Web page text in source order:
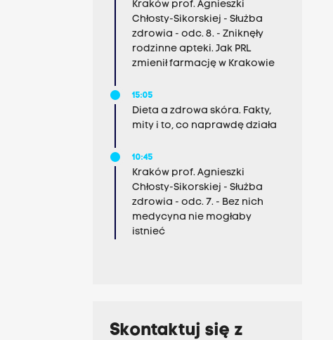
Kraków prof. Agnieszki
Chłosty-Sikorskiej - Służba
zdrowia - odc. 8. - Zniknęły
rodzinne apteki. Jak PRL
zmienił farmację w Krakowie
15:05
Dieta a zdrowa skóra. Fakty,
mity i to, co naprawdę działa
10:45
Kraków prof. Agnieszki
Chłosty-Sikorskiej - Służba
zdrowia - odc. 7. - Bez nich
medycyna nie mogłaby
istnieć
Skontaktuj się z